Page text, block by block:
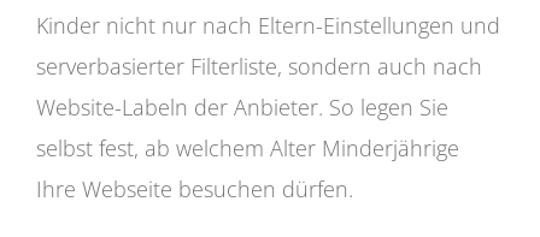
Kinder nicht nur nach Eltern-Einstellungen und
serverbasierter Filterliste, sondern auch nach
Website-Labeln der Anbieter. So legen Sie
selbst fest, ab welchem Alter Minderjährige
Ihre Webseite besuchen dürfen.